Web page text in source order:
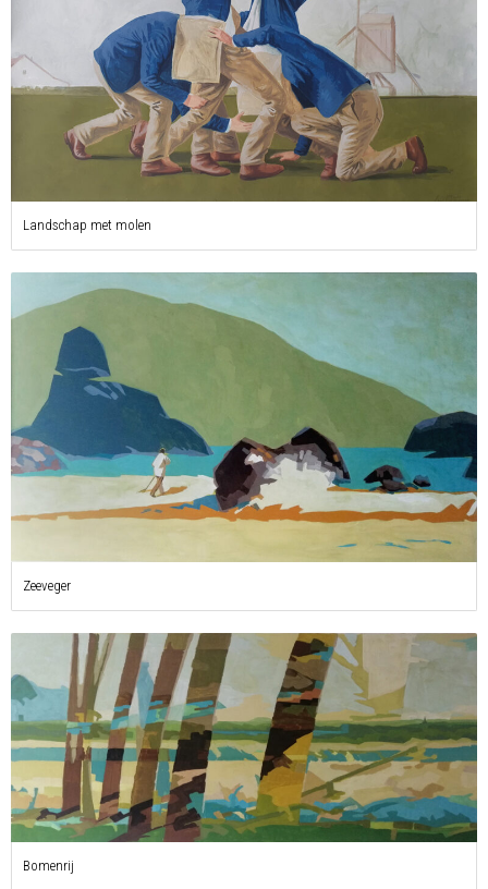
Landschap met molen
Zeeveger
Bomenrij